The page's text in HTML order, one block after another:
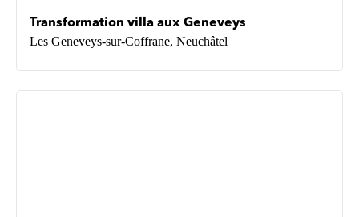
Transformation villa aux Geneveys
Les Geneveys-sur-Coffrane, Neuchâtel